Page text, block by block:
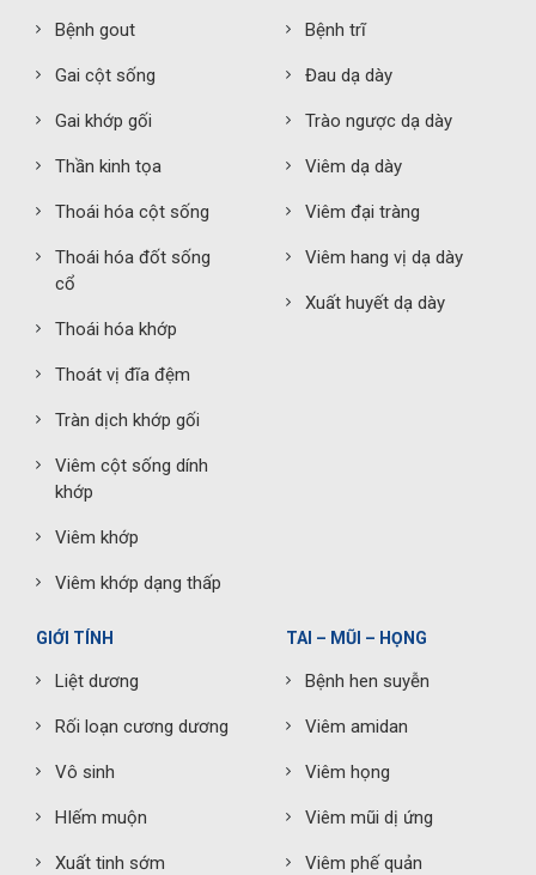
Bệnh gout
Gai cột sống
Gai khớp gối
Thần kinh tọa
Thoái hóa cột sống
Thoái hóa đốt sống
cổ
Thoái hóa khớp
Thoát vị đĩa đệm
Tràn dịch khớp gối
Viêm cột sống dính
khớp
Viêm khớp
Viêm khớp dạng thấp
Bệnh trĩ
Đau dạ dày
Trào ngược dạ dày
Viêm dạ dày
Viêm đại tràng
Viêm hang vị dạ dày
Xuất huyết dạ dày
GIỚI TÍNH
Liệt dương
Rối loạn cương dương
Vô sinh
HIếm muộn
Xuất tinh sớm
TAI – MŨI – HỌNG
Bệnh hen suyễn
Viêm amidan
Viêm họng
Viêm mũi dị ứng
Viêm phế quản